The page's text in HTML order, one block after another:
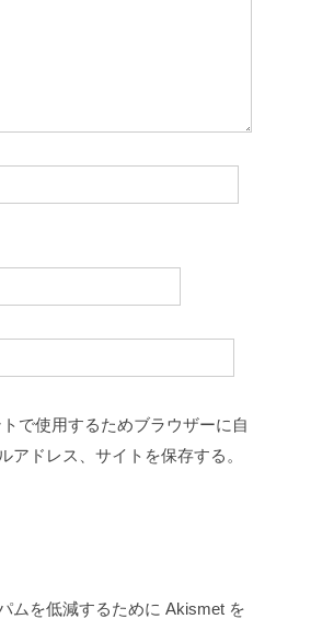
で使用するためブラウザーに自
アドレス、サイトを保存する。
ムを低減するために Akismet を